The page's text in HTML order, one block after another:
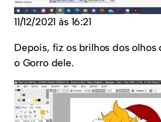
11/12/2021 às 16:21
Depois, fiz os brilhos dos olhos
o Gorro dele.